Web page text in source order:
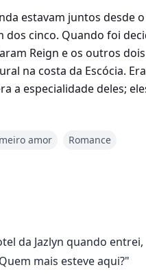
estavam juntos desde o
dos cinco. Quando foi
Reign e os outros dois
na costa da Escócia. Era
a especialidade deles;
empresário contratou a
amor Romance
da Jazlyn quando entrei,
mais esteve aqui?"